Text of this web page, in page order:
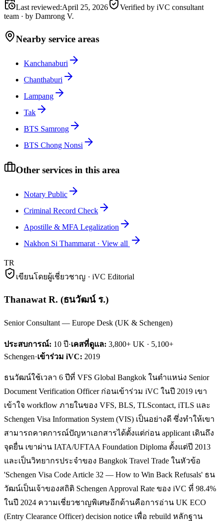
Last reviewed:April 25, 2026
Verified by iVC consultant
team · by Damrong V.
Nearby service areas
Kanchanaburi
Chanthaburi
Lampang
Tak
BTS Samrong
BTS Chong Nonsi
Other services in this area
Notary Public
Criminal Record Check
Apostille & MFA Legalization
Nakhon Si Thammarat · View all
TR
เขียนโดยผู้เชี่ยวชาญ · iVC Editorial
Thanawat R. (ธนวัฒน์ ร.)
Senior Consultant — Europe Desk (UK & Schengen)
ประสบการณ์: 10 ปี·เคสที่ดูแล: 3,800+ UK · 5,100+
Schengen·เข้าร่วม iVC: 2019
ธนวัฒน์ใช้เวลา 6 ปีที่ VFS Global Bangkok ในตำแหน่ง Senior
Document Verification Officer ก่อนเข้าร่วม iVC ในปี 2019 เขา
เข้าใจ workflow ภายในของ VFS, BLS, TLScontact, iTLS และ
Schengen Visa Information System (VIS) เป็นอย่างดี ซึ่งทำให้เขา
สามารถคาดการณ์ปัญหาเอกสารได้ตั้งแต่ก่อน applicant เดินถึง
จุดยื่น เขาผ่าน IATA/UFTAA Foundation Diploma ตั้งแต่ปี 2013
และเป็นวิทยากรประจำของ Bangkok Travel Trade ในหัวข้อ
'Schengen Visa Code Article 32 — How to Win Back Refusals' ธน
วัฒน์เป็นเจ้าของสถิติ Schengen Approval Rate ของ iVC ที่ 98.4%
ในปี 2024 ความเชี่ยวชาญพิเศษอีกด้านคือการอ่าน UK ECO
(Entry Clearance Officer) decision notice เพื่อ rebuild หลักฐาน